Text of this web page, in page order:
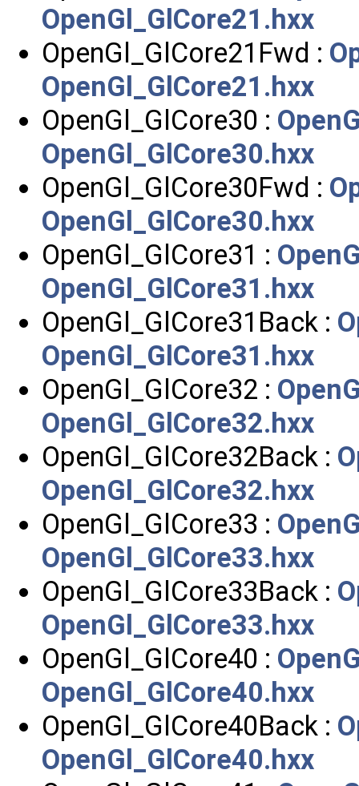
OpenGl_GlCore21.hxx
OpenGl_GlCore21Fwd :
OpenGl_GlCore21.hxx
OpenGl_GlCore30 :
OpenGl_GlCore30.hxx
OpenGl_GlCore30Fwd :
OpenGl_GlCore30.hxx
OpenGl_GlCore31 :
OpenGl_GlCore31.hxx
OpenGl_GlCore31Back :
OpenGl_GlCore31.hxx
OpenGl_GlCore32 :
OpenGl_GlCore32.hxx
OpenGl_GlCore32Back :
OpenGl_GlCore32.hxx
OpenGl_GlCore33 :
OpenGl_GlCore33.hxx
OpenGl_GlCore33Back :
OpenGl_GlCore33.hxx
OpenGl_GlCore40 :
OpenGl_GlCore40.hxx
OpenGl_GlCore40Back :
OpenGl_GlCore40.hxx